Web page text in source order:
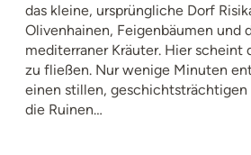
das kleine, ursprüngliche Dorf
Olivenhainen, Feigenbäumen und
mediterraner Kräuter. Hier scheint
zu fließen. Nur wenige Minuten
einen stillen, geschichtsträchtigen
die Ruinen…